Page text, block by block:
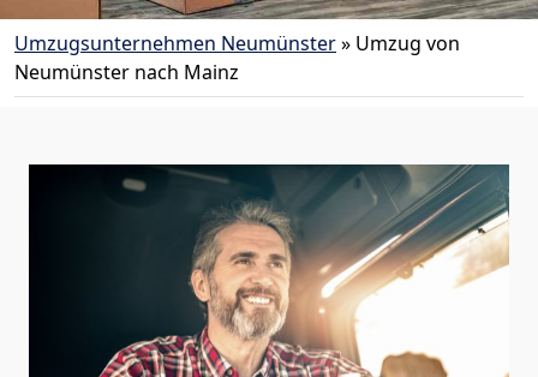
Umzugsunternehmen Neumünster» Umzug von
Neumünster nach Mainz